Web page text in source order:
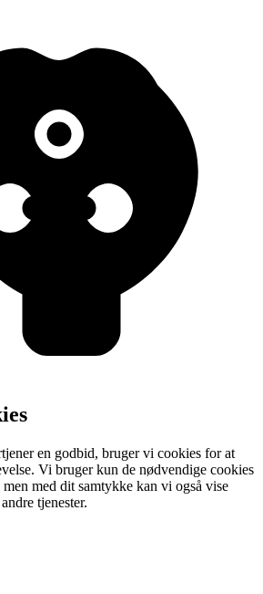
en godbid, bruger vi cookies for at
Vi bruger kun de nødvendige cookies
med dit samtykke kan vi også vise
tjenester.